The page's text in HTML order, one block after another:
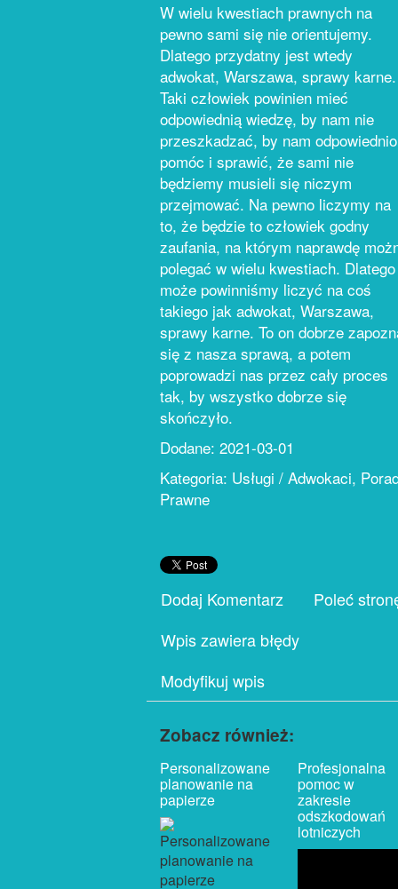
W wielu kwestiach prawnych na
pewno sami się nie orientujemy.
Dlatego przydatny jest wtedy
adwokat, Warszawa, sprawy karne.
Taki człowiek powinien mieć
odpowiednią wiedzę, by nam nie
przeszkadzać, by nam odpowiednio
pomóc i sprawić, że sami nie
będziemy musieli się niczym
przejmować. Na pewno liczymy na
to, że będzie to człowiek godny
zaufania, na którym naprawdę
polegać w wielu kwestiach. Dlatego
może powinniśmy liczyć na coś
takiego jak adwokat, Warszawa,
sprawy karne. To on dobrze
się z nasza sprawą, a potem
poprowadzi nas przez cały proces
tak, by wszystko dobrze się
skończyło.
Dodane: 2021-03-01
Kategoria: Usługi / Adwokaci,
Prawne
Dodaj Komentarz
Poleć
Wpis zawiera błędy
Modyfikuj wpis
Zobacz również:
Personalizowane
planowanie na
papierze
Profesjonalna
pomoc w
zakresie
odszkodowań
lotniczych